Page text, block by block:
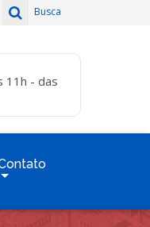
Busca
11h - das